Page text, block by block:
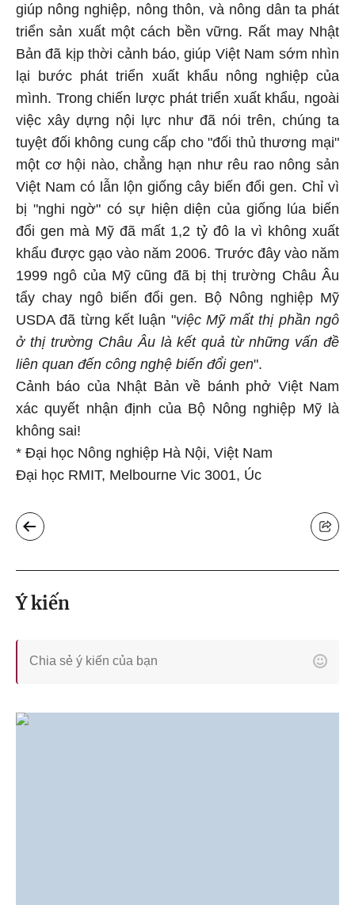
giúp nông nghiệp, nông thôn, và nông dân ta phát
triển sản xuất một cách bền vững. Rất may Nhật
Bản đã kịp thời cảnh báo, giúp Việt Nam sớm nhìn
lại bước phát triển xuất khẩu nông nghiệp của
mình. Trong chiến lược phát triển xuất khẩu, ngoài
việc xây dựng nội lực như đã nói trên, chúng ta
tuyệt đối không cung cấp cho "đối thủ thương mại"
một cơ hội nào, chẳng hạn như rêu rao nông sản
Việt Nam có lẫn lộn giống cây biến đổi gen. Chỉ vì
bị "nghi ngờ" có sự hiện diện của giống lúa biến
đổi gen mà Mỹ đã mất 1,2 tỷ đô la vì không xuất
khẩu được gạo vào năm 2006. Trước đây vào năm
1999 ngô của Mỹ cũng đã bị thị trường Châu Âu
tẩy chay ngô biến đổi gen. Bộ Nông nghiệp Mỹ
USDA đã từng kết luận "việc Mỹ mất thị phần ngô
ở thị trường Châu Âu là kết quả từ những vấn đề
liên quan đến công nghệ biến đổi gen".
Cảnh báo của Nhật Bản về bánh phở Việt Nam
xác quyết nhận định của Bộ Nông nghiệp Mỹ là
không sai!
* Đại học Nông nghiệp Hà Nội, Việt Nam
Đại học RMIT, Melbourne Vic 3001, Úc
Ý kiến